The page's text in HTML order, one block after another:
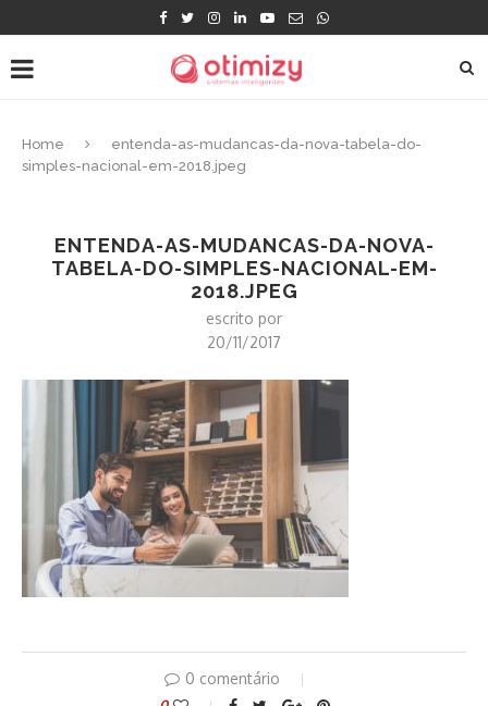
Home
entenda-as-mudancas-da-nova-tabela-do-
simples-nacional-em-2018.jpeg
ENTENDA-AS-MUDANCAS-DA-NOVA-
TABELA-DO-SIMPLES-NACIONAL-EM-
2018.JPEG
escrito por
20/11/2017
0 comentário